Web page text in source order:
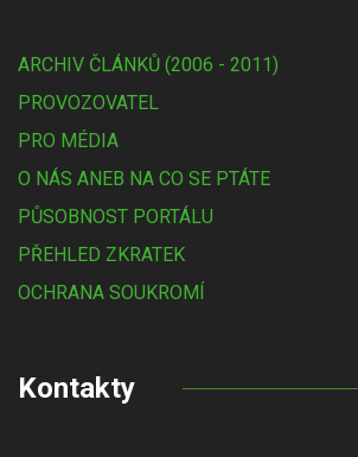
ARCHIV ČLÁNKŮ (2006 - 2011)
PROVOZOVATEL
PRO MÉDIA
O NÁS ANEB NA CO SE PTÁTE
PŮSOBNOST PORTÁLU
PŘEHLED ZKRATEK
OCHRANA SOUKROMÍ
Kontakty